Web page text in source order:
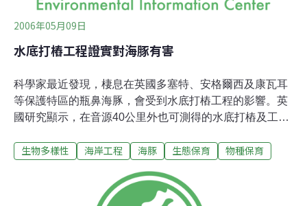
2006年05月09日
水底打樁工程證實對海豚有害
科學家最近發現，棲息在英國多塞特、安格爾西及康瓦耳
等保護特區的瓶鼻海豚，會受到水底打樁工程的影響。英
國研究顯示，在音源40公里外也可測得的水底打樁及工業
打樁機用途廣泛，長期以來用來置放碼頭、堤岸、橋樑，
隨著許多國家開始利用強勁的海風發電，在近海水域設置
風力渦輪機，打樁機的用途更趨廣泛。海豚會利用回聲測
生物多樣性 海岸工程 海豚 生態保育 物種保育